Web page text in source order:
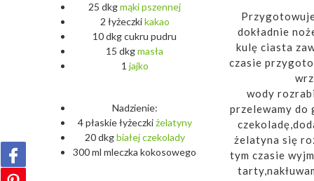
25 dkgmąkipszennej
2 łyżeczkikakao
10 dkg cukru pudru
15 dkgmasła
1 jajko
Nadzienie:
4 płaskie łyżeczkiżelatyny
20 dkgbiałej czekolady
300 ml mleczka kokosowego
dokładnie
kulę ciasta
czasie
wody
przelewamy do
żelatyna się
tym czasie